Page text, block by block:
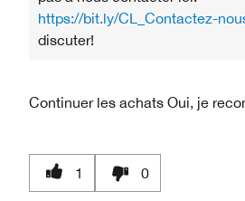
https://bit.ly/CL_Contactez-
discuter!
Continuer les achats Oui, je
1 0